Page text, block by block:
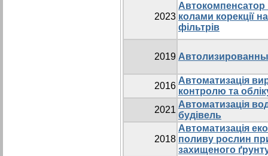
2023
Автокомпенсатор
колами корекції
фільтрів
2019
2016
Автоматизація
контролю та
2021
Автоматизація
будівель
2018
Автоматизація
поливу рослин
захищеного